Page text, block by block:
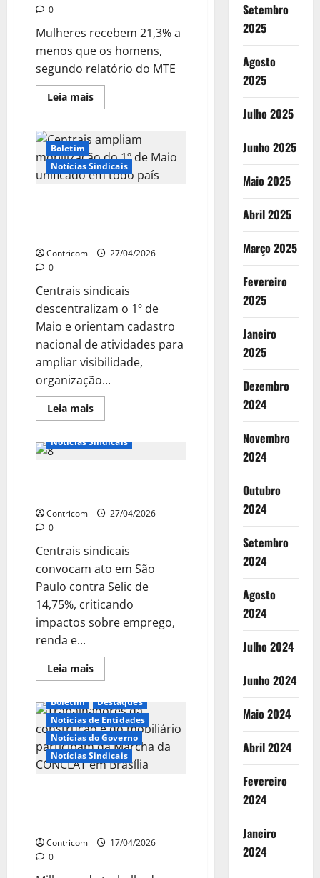
0
Mulheres recebem 21,3% a
menos que os homens,
segundo relatório do MTE
Leia maisLeia
mais
feminino
aumenta
11%,
mas
desigualdade
Boletim
Notícias Sindicais
Contricom
27/04/2026
0
Centrais sindicais
descentralizam o 1º de
Maio e orientam cadastro
nacional de atividades para
ampliar visibilidade,
organização...
Leia maisLeia
mais
ampliam
unificado
em
Boletim
Notícias de Entidades
Notícias Sindicais
Contricom
27/04/2026
0
Centrais sindicais
convocam ato em São
Paulo contra Selic de
14,75%, criticando
impactos sobre emprego,
renda e...
Leia maisLeia
mais
convocam
ato
contra
juros
altos
na
Paulista
Boletim
Destaques
Notícias de Entidades
Notícias do Governo
Notícias Sindicais
Contricom
17/04/2026
0
Setembro
2025
Agosto
2025
Julho 2025
Junho 2025
Maio 2025
Abril 2025
Março 2025
Fevereiro
2025
Janeiro
2025
Dezembro
2024
Novembro
2024
Outubro
2024
Setembro
2024
Agosto
2024
Julho 2024
Junho 2024
Maio 2024
Abril 2024
Fevereiro
2024
Janeiro
2024